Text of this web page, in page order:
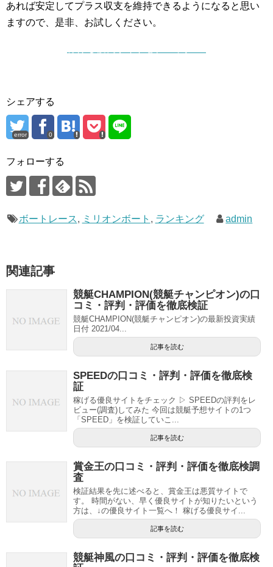
あれば安定してプラス収支を維持できるようになると思い
ますので、是非、お試しください。
シェアする
error 0
フォローする
ボートレース, ミリオンボート , ランキング admin
関連記事
競艇CHAMPION(競艇チャンピオン)の口
コミ・評判・評価を徹底検証
競艇CHAMPION(競艇チャンピオン)の最新投資実績
日付 2021/04...
記事を読む
SPEEDの口コミ・評判・評価を徹底検
証
稼げる優良サイトをチェック ▷ SPEEDの評判をレ
ビュー(調査)してみた 今回は競艇予想サイトの1つ
「SPEED」を検証していこ...
記事を読む
賞金王の口コミ・評判・評価を徹底検調
査
検証結果を先に述べると、賞金王は悪質サイトで
す。 時間がない、早く優良サイトが知りたいという
方は、↓の優良サイト一覧へ！ 稼げる優良サイ...
記事を読む
競艇神風の口コミ・評判・評価を徹底検